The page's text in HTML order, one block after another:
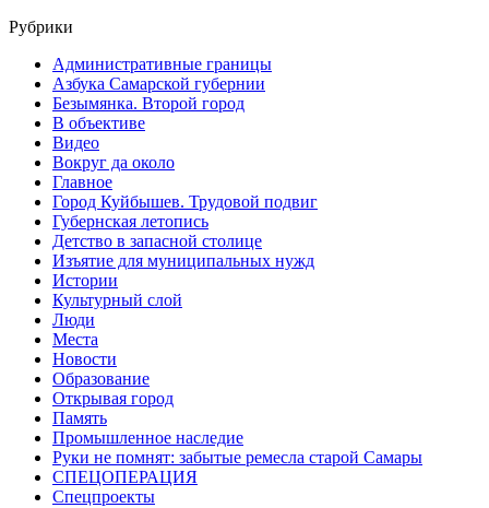
Рубрики
Административные границы
Азбука Самарской губернии
Безымянка. Второй город
В объективе
Видео
Вокруг да около
Главное
Город Куйбышев. Трудовой подвиг
Губернская летопись
Детство в запасной столице
Изъятие для муниципальных нужд
Истории
Культурный слой
Люди
Места
Новости
Образование
Открывая город
Память
Промышленное наследие
Руки не помнят: забытые ремесла старой Самары
СПЕЦОПЕРАЦИЯ
Спецпроекты